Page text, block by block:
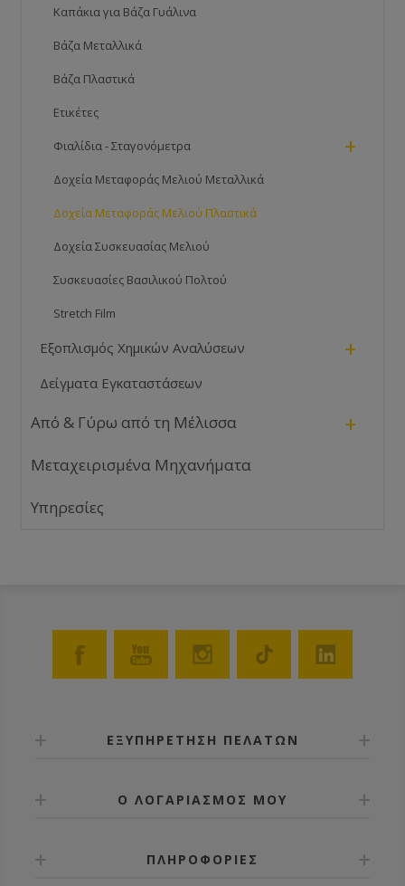
Καπάκια για Βάζα Γυάλινα
Βάζα Μεταλλικά
Βάζα Πλαστικά
Ετικέτες
Φιαλίδια - Σταγονόμετρα +
Δοχεία Μεταφοράς Μελιού Μεταλλικά
Δοχεία Μεταφοράς Μελιού Πλαστικά
Δοχεία Συσκευασίας Μελιού
Συσκευασίες Βασιλικού Πολτού
Stretch Film
Εξοπλισμός Χημικών Αναλύσεων +
Δείγματα Εγκαταστάσεων
Από & Γύρω από τη Μέλισσα +
Μεταχειρισμένα Μηχανήματα
Υπηρεσίες
ΕΞΥΠΗΡΕΤΗΣΗ ΠΕΛΑΤΩΝ
Ο ΛΟΓΑΡΙΑΣΜΟΣ ΜΟΥ
ΠΛΗΡΟΦΟΡΙΕΣ